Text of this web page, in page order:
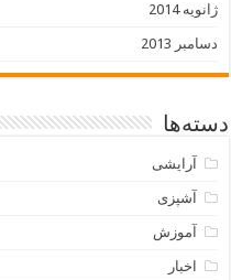
ژانویه 2014
دسامبر 2013
دسته‌ها
آرایشی
آشپزی
آموزش
اخبار